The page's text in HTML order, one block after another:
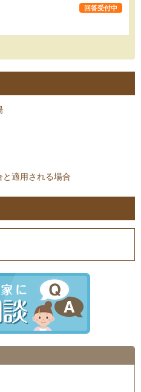
回答受付中
適用される場合